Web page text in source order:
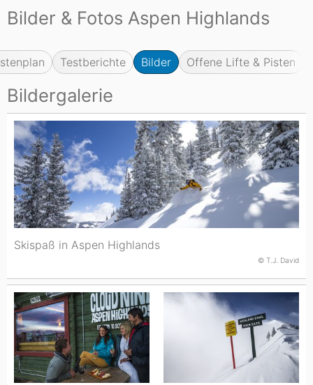
Bilder & Fotos Aspen Highlands
Testberichte Bilder Offene Lifte & Pisten
Bildergalerie
Skispaß in Aspen Highlands
© T.J. David